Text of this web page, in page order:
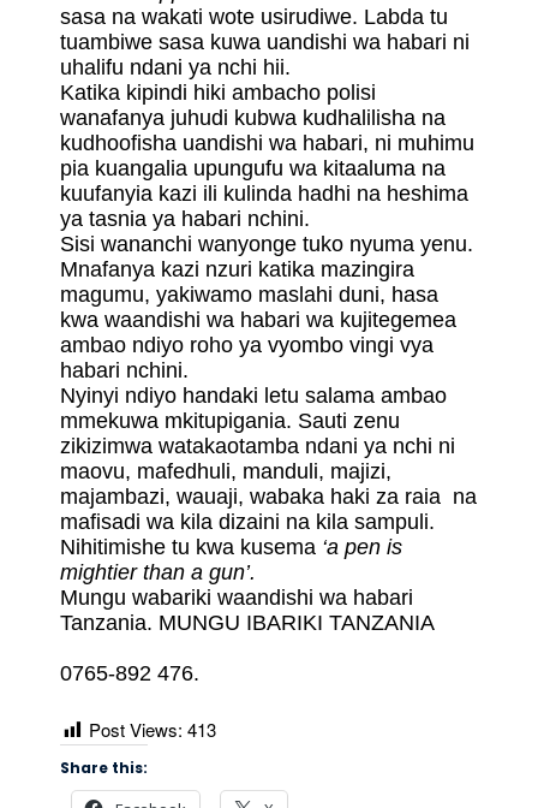
sasa na wakati wote usirudiwe. Labda tu
tuambiwe sasa kuwa uandishi wa habari ni
uhalifu ndani ya nchi hii.
Katika kipindi hiki ambacho polisi
wanafanya juhudi kubwa kudhalilisha na
kudhoofisha uandishi wa habari, ni muhimu
pia kuangalia upungufu wa kitaaluma na
kuufanyia kazi ili kulinda hadhi na heshima
ya tasnia ya habari nchini.
Sisi wananchi wanyonge tuko nyuma yenu.
Mnafanya kazi nzuri katika mazingira
magumu, yakiwamo maslahi duni, hasa
kwa waandishi wa habari wa kujitegemea
ambao ndiyo roho ya vyombo vingi vya
habari nchini.
Nyinyi ndiyo handaki letu salama ambao
mmekuwa mkitupigania. Sauti zenu
zikizimwa watakaotamba ndani ya nchi ni
maovu, mafedhuli, manduli, majizi,
majambazi, wauaji, wabaka haki za raia na
mafisadi wa kila dizaini na kila sampuli.
Nihitimishe tu kwa kusema ‘a pen is
mightier than a gun’.
Mungu wabariki waandishi wa habari
Tanzania. MUNGU IBARIKI TANZANIA
0765-892 476.
Post Views: 413
Share this: